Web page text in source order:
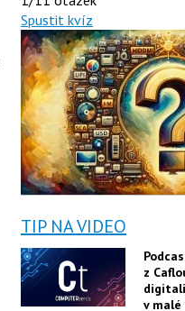
Spustit kvíz
TIP NA VIDEO
z
v malé